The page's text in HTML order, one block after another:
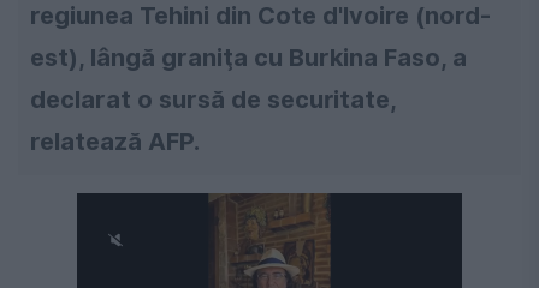
regiunea Tehini din Cote d'Ivoire (nord-
est), lângă graniţa cu Burkina Faso, a
declarat o sursă de securitate,
relatează AFP.